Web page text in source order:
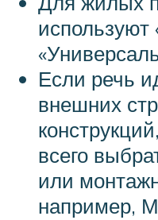
используют
Если речь
внешних
всего
или
например,